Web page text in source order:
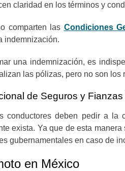
claridad en los términos y
comparten las Condiciones
indemnización.
una indemnización, es
las pólizas, pero no son
de Seguros y
conductores deben pedir a
exista. Ya que de esta
gubernamentales en caso de
en México